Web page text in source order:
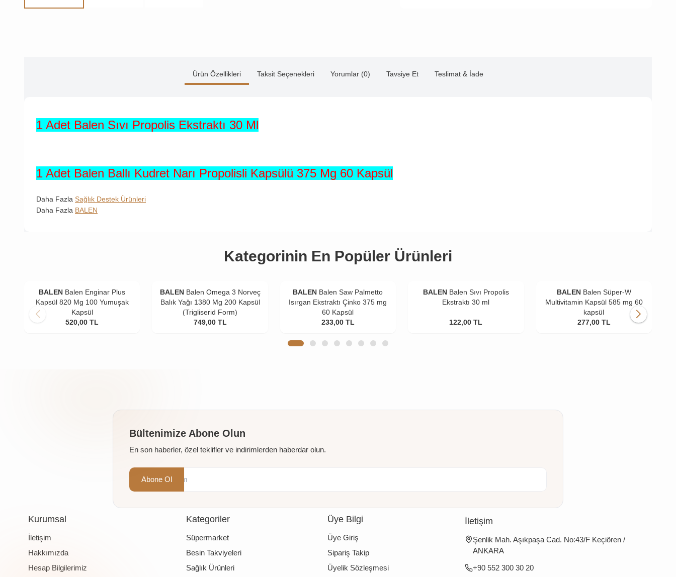
Ürün Özellikleri Taksit Seçenekleri Yorumlar (0) Tavsiye Et Teslimat & İade
1 Adet Balen Sıvı Propolis Ekstraktı 30 Ml
1 Adet Balen Ballı Kudret Narı Propolisli Kapsülü 375 Mg 60 Kapsül
Daha Fazla Sağlık Destek Ürünleri
Daha Fazla BALEN
Kategorinin En Popüler Ürünleri
BALEN Balen Enginar Plus
Kapsül 820 Mg 100 Yumuşak
Kapsül
520,00 TL
BALEN Balen Omega 3 Norveç
Balık Yağı 1380 Mg 200 Kapsül
(Trigliserid Form)
749,00 TL
BALEN Balen Saw Palmetto
Isırgan Ekstraktı Çinko 375 mg
60 Kapsül
233,00 TL
BALEN Balen Sıvı Propolis
Ekstraktı 30 ml
122,00 TL
BALEN Balen Süper-W
Multivitamin Kapsül 585 mg 60
kapsül
277,00 TL
Bültenimize Abone Olun
En son haberler, özel teklifler ve indirimlerden haberdar olun.
Abone Ol
Kurumsal
İletişim
Hakkımızda
Hesap Bilgilerimiz
Kategoriler
Süpermarket
Besin Takviyeleri
Sağlık Ürünleri
Üye Bilgi
Üye Giriş
Sipariş Takip
Üyelik Sözleşmesi
İletişim
Şenlik Mah. Aşıkpaşa Cad. No:43/F Keçiören /
ANKARA
+90 552 300 30 20